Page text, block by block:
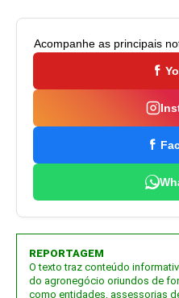
Acompanhe as principais
REPORTAGEM
O texto traz conteúdo
do agronegócio oriundos de
como entidades, assessorias